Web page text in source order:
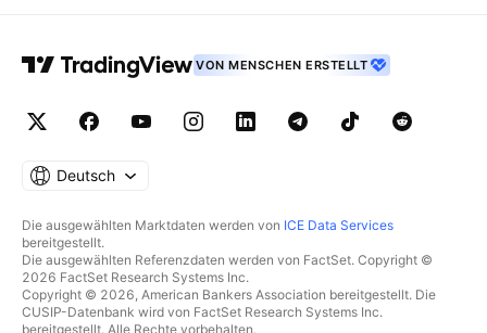
VON MENSCHEN ERSTELLT
Deutsch
Die ausgewählten Marktdaten werden von ICE Data Services
bereitgestellt.
Die ausgewählten Referenzdaten werden von FactSet. Copyright ©
2026 FactSet Research Systems Inc.
Copyright © 2026, American Bankers Association bereitgestellt. Die
CUSIP-Datenbank wird von FactSet Research Systems Inc.
bereitgestellt. Alle Rechte vorbehalten.